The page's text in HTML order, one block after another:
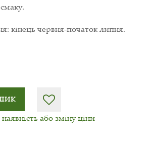
кінець червня-початок липня.
або зміну ціни